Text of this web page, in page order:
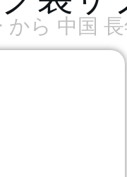
から 中国